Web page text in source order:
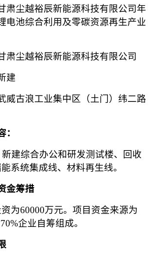
肃尘越裕辰新能源科技有限公司年
电池综合利用及零碳资源再生产业
肃尘越裕辰新能源科技有限公司
建
威古浪工业集中区（土门）纬二路
：
新建综合办公和研发测试楼、回收
系统集成线、材料再生线。
金筹措
为60000万元。 项目资金来源为
70%企业自筹组成。